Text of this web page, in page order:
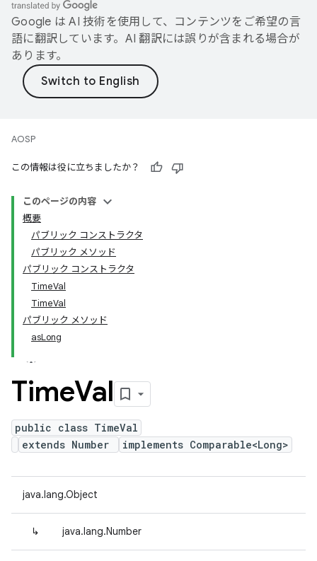
Google は AI 技術を使用して、コンテンツをご希望の言
語に翻訳しています。AI 翻訳には誤りが含まれる場合が
あります。
AOSP
この情報は役に立ちましたか？
このページの内容
概要
パブリック コンストラクタ
パブリック メソッド
パブリック コンストラクタ
TimeVal
TimeVal
パブリック メソッド
asLong
TimeVal
public class TimeVal
extends Number
implements Comparable<Long>
java.lang.Object
↳ java.lang.Number